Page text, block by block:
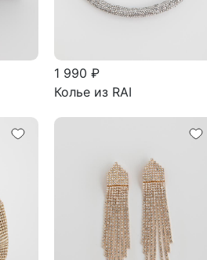
1 990 ₽
Колье из RAI